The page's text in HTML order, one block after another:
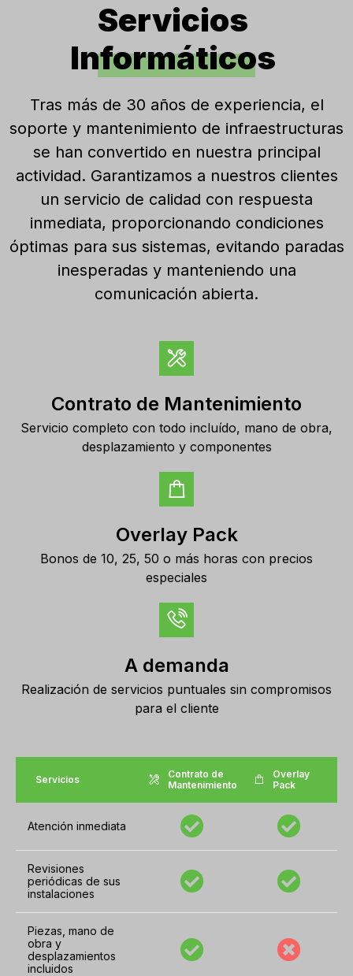
Servicios
Informáticos
Tras más de 30 años de experiencia, el
soporte y mantenimiento de infraestructuras
se han convertido en nuestra principal
actividad. Garantizamos a nuestros clientes
un servicio de calidad con respuesta
inmediata, proporcionando condiciones
óptimas para sus sistemas, evitando paradas
inesperadas y manteniendo una
comunicación abierta.
Contrato de Mantenimiento
Servicio completo con todo incluído, mano de obra,
desplazamiento y componentes
Overlay Pack
Bonos de 10, 25, 50 o más horas con precios
especiales
A demanda
Realización de servicios puntuales sin compromisos
para el cliente
Servicios
Contrato de
Mantenimiento
Overlay
Pack
Atención inmediata
Revisiones
periódicas de sus
instalaciones
Piezas, mano de
obra y
desplazamientos
incluidos